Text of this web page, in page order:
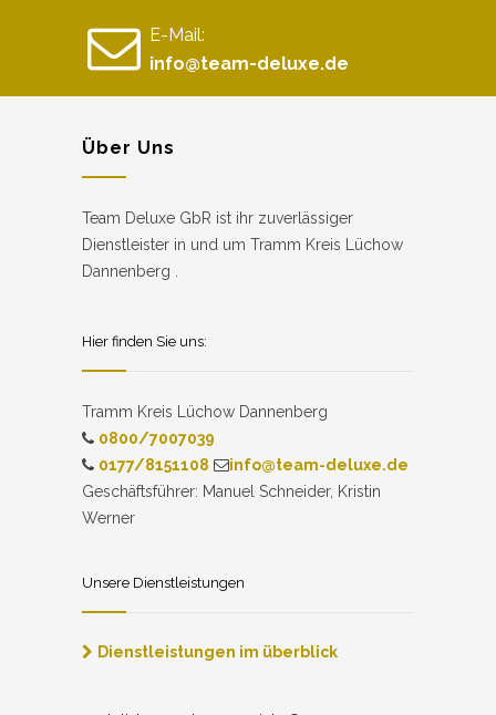
E-Mail:
info@team-deluxe.de
Über Uns
Team Deluxe GbR ist ihr zuverlässiger
Dienstleister in und um Tramm Kreis Lüchow
Dannenberg .
Hier finden Sie uns:
Tramm Kreis Lüchow Dannenberg
0800/7007039
0177/8151108
info@team-deluxe.de
Geschäftsführer: Manuel Schneider, Kristin
Werner
Unsere Dienstleistungen
Dienstleistungen im überblick